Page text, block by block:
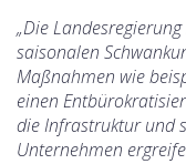
„Die
saisonalen
Maßnahmen wie
einen
die Infrastruktur und
Unternehmen